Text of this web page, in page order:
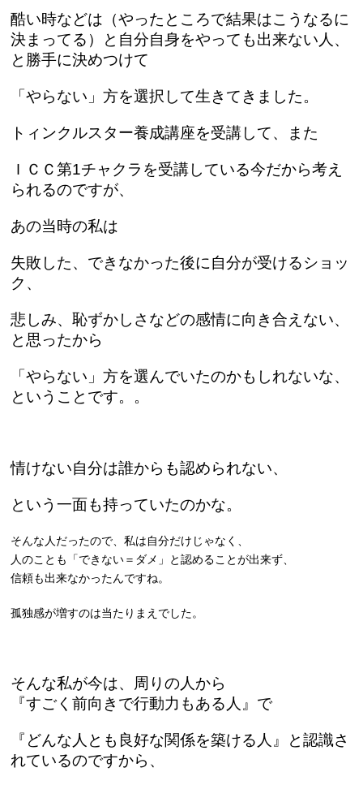
酷い時などは（やったところで結果はこうなるに
決まってる）と自分自身をやっても出来ない人、
と勝手に決めつけて
「やらない」方を選択して生きてきました。
トィンクルスター養成講座を受講して、また
ＩＣＣ第1チャクラを受講している今だから考え
られるのですが、
あの当時の私は
失敗した、できなかった後に自分が受けるショッ
ク、
悲しみ、恥ずかしさなどの感情に向き合えない、
と思ったから
「やらない」方を選んでいたのかもしれないな、
ということです。。
情けない自分は誰からも認められない、
という一面も持っていたのかな。
そんな人だったので、私は自分だけじゃなく、
人のことも「できない＝ダメ」と認めることが出来ず、
信頼も出来なかったんですね。
孤独感が増すのは当たりまえでした。
そんな私が今は、周りの人から
『すごく前向きで行動力もある人』で
『どんな人とも良好な関係を築ける人』と認識さ
れているのですから、